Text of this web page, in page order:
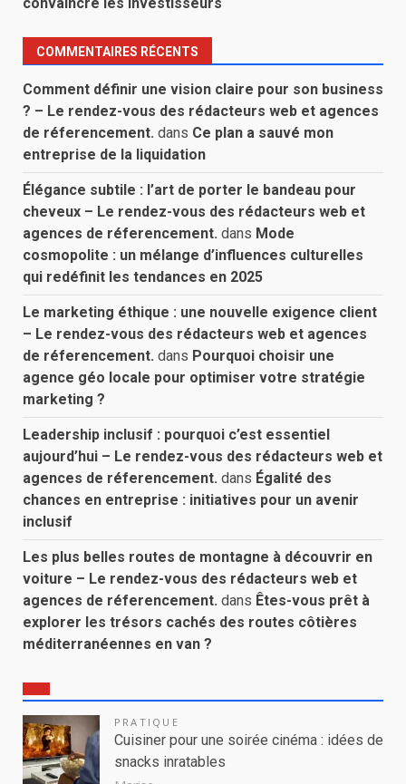
COMMENTAIRES RÉCENTS
Comment définir une vision claire pour son business
? – Le rendez-vous des rédacteurs web et agences
de réferencement. dans Ce plan a sauvé mon
entreprise de la liquidation
Élégance subtile : l’art de porter le bandeau pour
cheveux – Le rendez-vous des rédacteurs web et
agences de réferencement. dans Mode
cosmopolite : un mélange d’influences culturelles
qui redéfinit les tendances en 2025
Le marketing éthique : une nouvelle exigence client
– Le rendez-vous des rédacteurs web et agences
de réferencement. dans Pourquoi choisir une
agence géo locale pour optimiser votre stratégie
marketing ?
Leadership inclusif : pourquoi c’est essentiel
aujourd’hui – Le rendez-vous des rédacteurs web et
agences de réferencement. dans Égalité des
chances en entreprise : initiatives pour un avenir
inclusif
Les plus belles routes de montagne à découvrir en
voiture – Le rendez-vous des rédacteurs web et
agences de réferencement. dans Êtes-vous prêt à
explorer les trésors cachés des routes côtières
méditerranéennes en van ?
PRATIQUE
Cuisiner pour une soirée cinéma : idées de
snacks inratables